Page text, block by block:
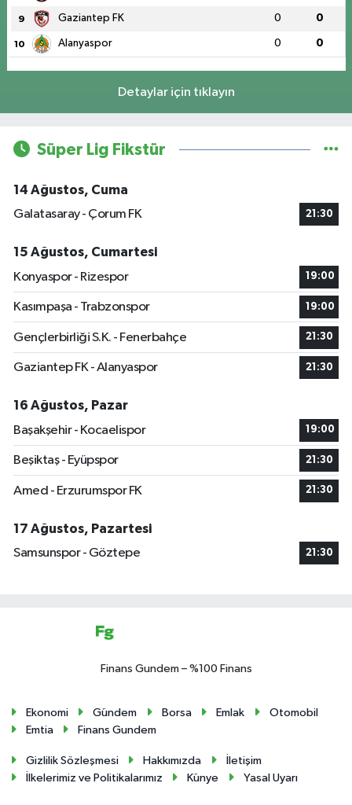
9 Gaziantep FK 0 0
10 Alanyaspor 0 0
Detaylar için tıklayın
Süper Lig Fikstür
14 Ağustos, Cuma
Galatasaray - Çorum FK
21:30
15 Ağustos, Cumartesi
Konyaspor - Rizespor
19:00
Kasımpaşa - Trabzonspor 19:00
Gençlerbirliği S.K. - Fenerbahçe 21:30
Gaziantep FK - Alanyaspor 21:30
16 Ağustos, Pazar
Başakşehir - Kocaelispor
19:00
Beşiktaş - Eyüpspor 21:30
Amed - Erzurumspor FK 21:30
17 Ağustos, Pazartesi
Samsunspor - Göztepe
21:30
Finans Gundem – %100 Finans
Ekonomi Gündem Borsa Emlak
Otomobil
Emtia
Finans Gundem
Gizlilik Sözleşmesi Hakkımızda
İletişim
İlkelerimiz ve Politikalarımız
Künye Yasal Uyarı